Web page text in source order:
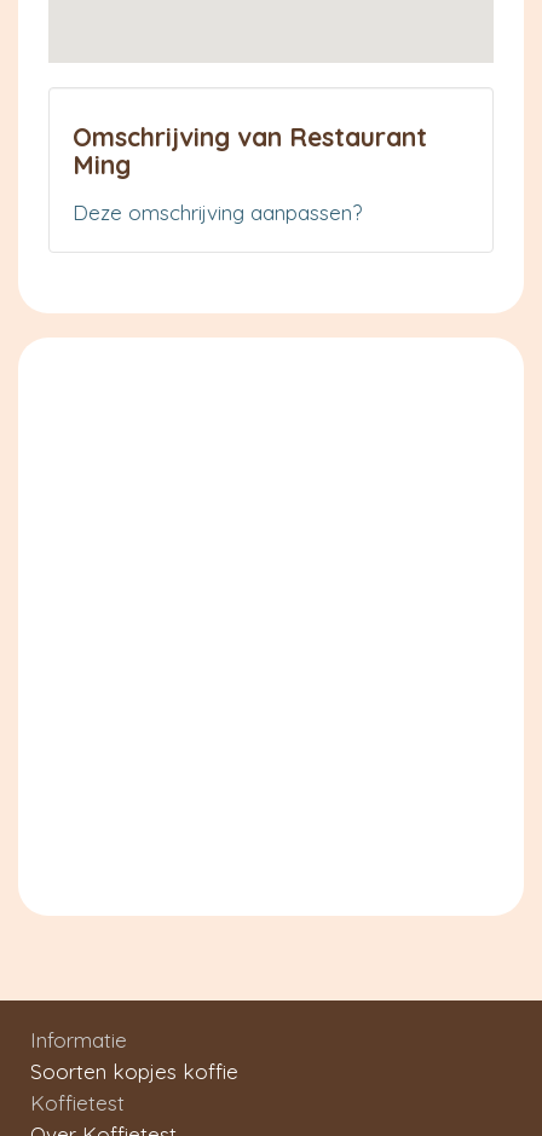
Omschrijving van Restaurant
Ming
Deze omschrijving aanpassen?
Informatie
Soorten kopjes koffie
Koffietest